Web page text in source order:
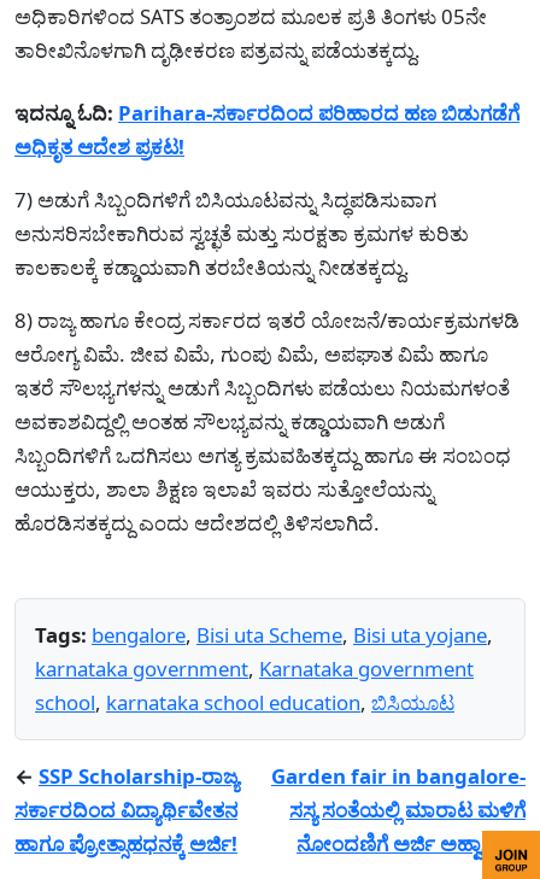
ಅಧಿಕಾರಿಗಳಿಂದ SATS ತಂತ್ರಾಂಶದ ಮೂಲಕ ಪ್ರತಿ ತಿಂಗಳು 05ನೇ
ತಾರೀಖಿನೊಳಗಾಗಿ ದೃಢೀಕರಣ ಪತ್ರವನ್ನು ಪಡೆಯತಕ್ಕದ್ದು.
ಇದನ್ನೂ ಓದಿ: Parihara-ಸರ್ಕಾರದಿಂದ ಪರಿಹಾರದ ಹಣ ಬಿಡುಗಡೆಗೆ
ಅಧಿಕೃತ ಆದೇಶ ಪ್ರಕಟ!
7) ಅಡುಗೆ ಸಿಬ್ಬಂದಿಗಳಿಗೆ ಬಿಸಿಯೂಟವನ್ನು ಸಿದ್ಧಪಡಿಸುವಾಗ
ಅನುಸರಿಸಬೇಕಾಗಿರುವ ಸ್ವಚ್ಛತೆ ಮತ್ತು ಸುರಕ್ಷತಾ ಕ್ರಮಗಳ ಕುರಿತು
ಕಾಲಕಾಲಕ್ಕೆ ಕಡ್ಡಾಯವಾಗಿ ತರಬೇತಿಯನ್ನು ನೀಡತಕ್ಕದ್ದು.
8) ರಾಜ್ಯ ಹಾಗೂ ಕೇಂದ್ರ ಸರ್ಕಾರದ ಇತರೆ ಯೋಜನೆ/ಕಾರ್ಯಕ್ರಮಗಳಡಿ
ಆರೋಗ್ಯ ವಿಮೆ. ಜೀವ ವಿಮೆ, ಗುಂಪು ವಿಮೆ, ಅಪಘಾತ ವಿಮೆ ಹಾಗೂ
ಇತರೆ ಸೌಲಭ್ಯಗಳನ್ನು ಅಡುಗೆ ಸಿಬ್ಬಂದಿಗಳು ಪಡೆಯಲು ನಿಯಮಗಳಂತೆ
ಅವಕಾಶವಿದ್ದಲ್ಲಿ ಅಂತಹ ಸೌಲಭ್ಯವನ್ನು ಕಡ್ಡಾಯವಾಗಿ ಅಡುಗೆ
ಸಿಬ್ಬಂದಿಗಳಿಗೆ ಒದಗಿಸಲು ಅಗತ್ಯ ಕ್ರಮವಹಿತಕ್ಕದ್ದು ಹಾಗೂ ಈ ಸಂಬಂಧ
ಆಯುಕ್ತರು, ಶಾಲಾ ಶಿಕ್ಷಣ ಇಲಾಖೆ ಇವರು ಸುತ್ತೋಲೆಯನ್ನು
ಹೊರಡಿಸತಕ್ಕದ್ದು ಎಂದು ಆದೇಶದಲ್ಲಿ ತಿಳಿಸಲಾಗಿದೆ.
Tags: bengalore, Bisi uta Scheme, Bisi uta yojane,
karnataka government, Karnataka government
school, karnataka school education, ಬಿಸಿಯೂಟ
← SSP Scholarship-ರಾಜ್ಯ
ಸರ್ಕಾರದಿಂದ ವಿದ್ಯಾರ್ಥಿವೇತನ
ಹಾಗೂ ಪ್ರೋತ್ಸಾಹಧನಕ್ಕೆ ಅರ್ಜಿ!
Garden fair in bangalore-
ಸಸ್ಯ ಸಂತೆಯಲ್ಲಿ ಮಾರಾಟ ಮಳಿಗೆ
ನೋಂದಣಿಗೆ ಅರ್ಜಿ ಅಹ್ವಾನ!→